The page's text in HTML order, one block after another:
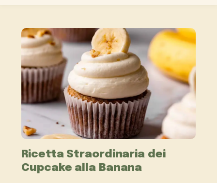
Ricetta Straordinaria dei
Cupcake alla Banana